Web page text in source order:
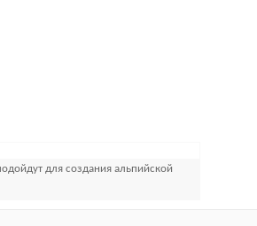
для создания альпийской